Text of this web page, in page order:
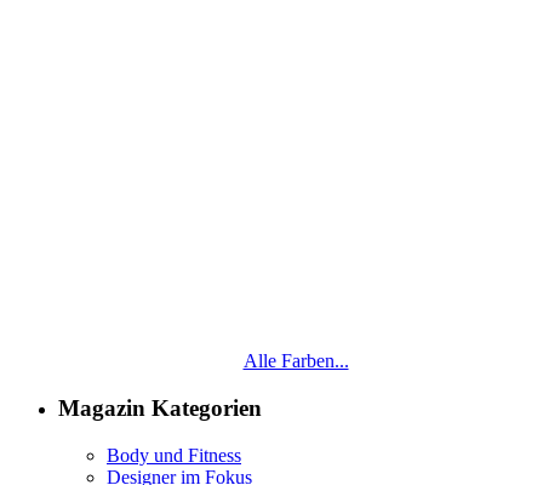
Alle Farben...
Magazin Kategorien
Body und Fitness
Designer im Fokus